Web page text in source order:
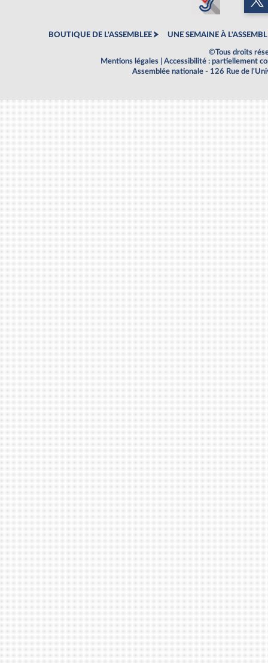
BOUTIQUE DE L'ASSEMBLEE UNE SEMAINE À
©Tous droits
Mentions légales
Accessibilité : partiellement
Assemblée nationale - 126 Rue de